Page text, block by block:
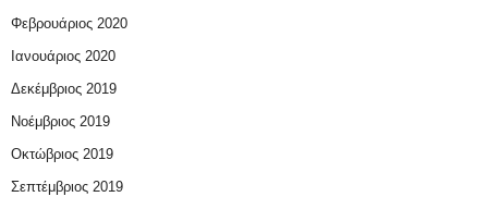
Φεβρουάριος 2020
Ιανουάριος 2020
Δεκέμβριος 2019
Νοέμβριος 2019
Οκτώβριος 2019
Σεπτέμβριος 2019